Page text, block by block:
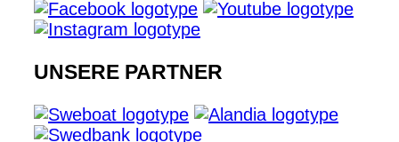
UNSERE PARTNER